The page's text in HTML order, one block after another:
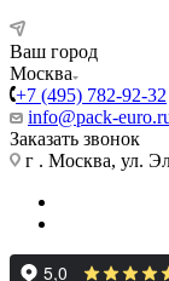
Ваш город
Москва
+7 (495) 782-92-32
info@pack-
Заказать звонок
г . Москва, ул.